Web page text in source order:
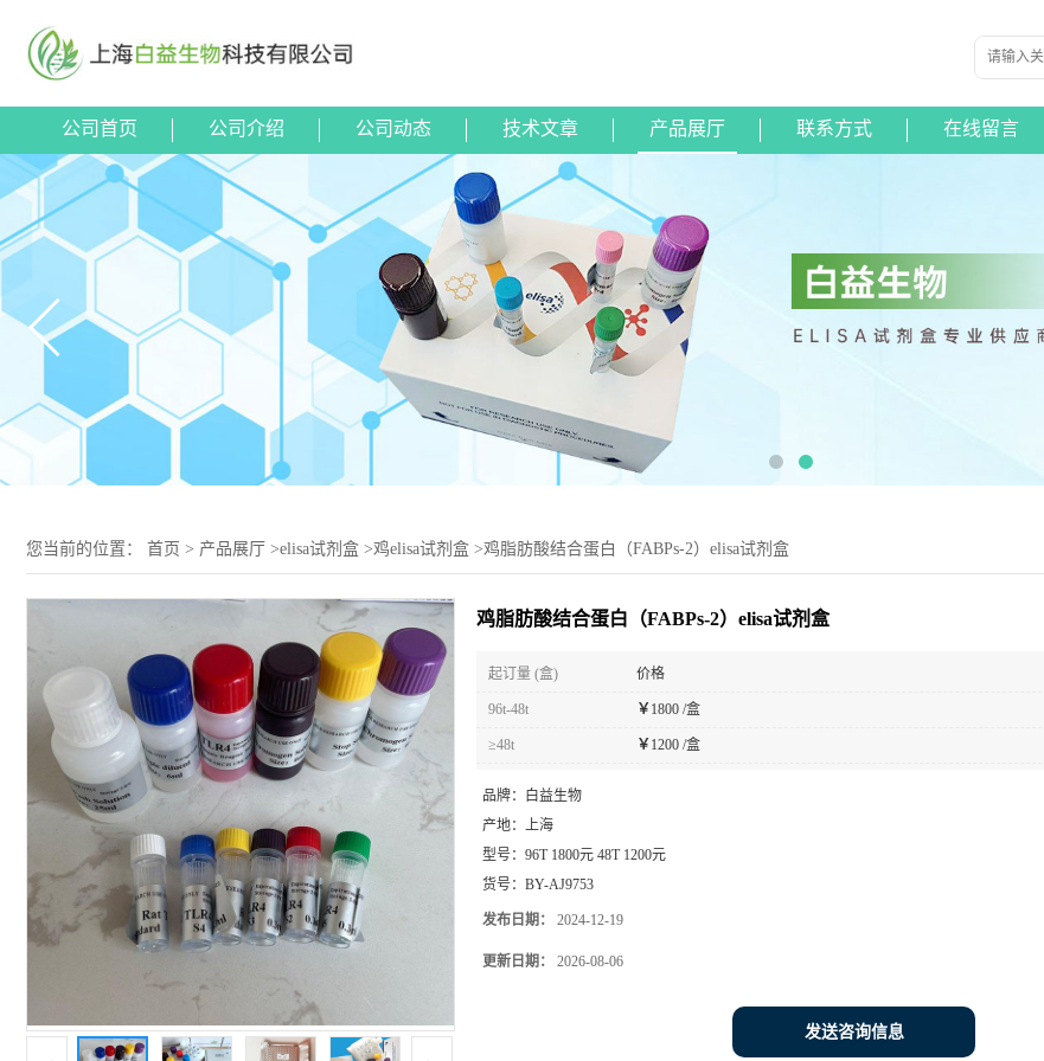
公司首页 公司介绍 公司动态 技术文章 产品展厅 联系方式 在线留言
您当前的位置： 首页 > 产品展厅 >elisa试剂盒 >鸡elisa试剂盒 >鸡脂肪酸结合蛋白（FABPs-2）elisa试剂盒
鸡脂肪酸结合蛋白（FABPs-2）elisa试剂盒
起订量 (盒) 价格
96t-48t ￥ 1800 /盒
≥48t ￥ 1200 /盒
品牌：
白益生物
产地： 上海
型号： 96T 1800元 48T 1200元
货号： BY-AJ9753
发布日期： 2024-12-19
更新日期： 2026-08-06
发送咨询信息